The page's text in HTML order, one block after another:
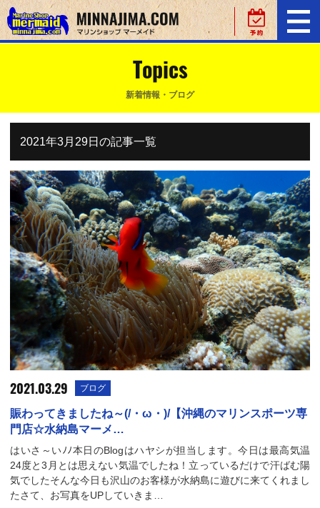
Topics
新着情報・ブログ
2021年3月29日の記事一覧
2021.03.29 ブログ
賑わってきましたね～(/・ω・)/【沖縄のマリンスポーツ専
門店☆水納島マーメ…
はいさ～いﾉﾉ本日のBlogはハヤシが担当します。今日は最高気温
24度と3月とは思えない気温でしたね！立っているだけで汗ばむ陽
気でしたそんな今日も沢山のお客様が水納島に遊びに来てくれまし
たさて、お写真をUPしていきま…